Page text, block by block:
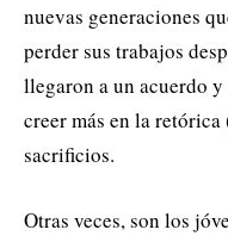
nuevas generaciones
perder sus trabajos
llegaron a un acuerdo
creer más en la
sacrificios.
Otras veces, son los